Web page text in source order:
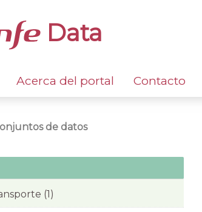
Data
Acerca del portal Contacto
de datos
(1)